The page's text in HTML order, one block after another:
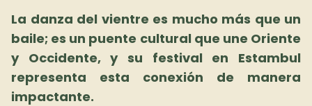
La danza del vientre es mucho más que un
baile; es un puente cultural que une Oriente
y Occidente, y su festival en Estambul
representa esta conexión de manera
impactante.